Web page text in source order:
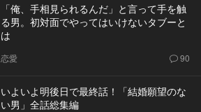
「俺、手相見られるんだ」と言って手を触
る男。初対面でやってはいけないタブーと
は
恋愛 90
いよいよ明後日で最終話！「結婚願望のな
い男」全話総集編